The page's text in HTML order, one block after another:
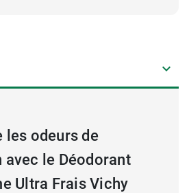
les odeurs de
le Déodorant
Ultra Frais Vichy